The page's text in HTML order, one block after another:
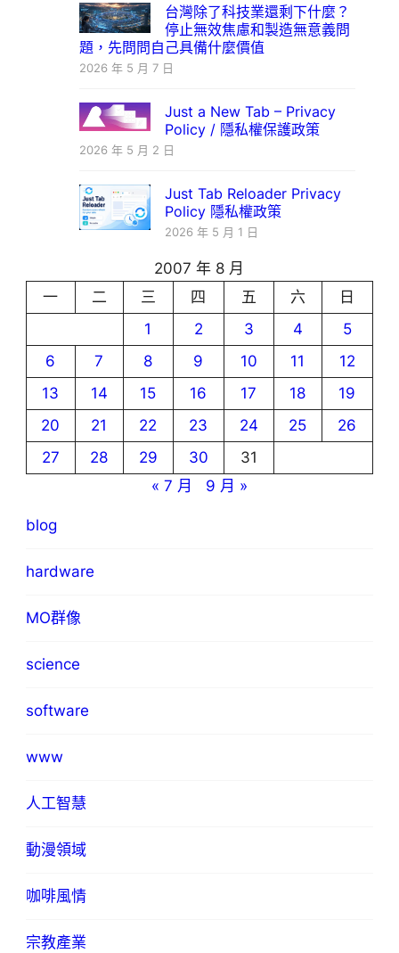
台灣除了科技業還剩下什麼？
停止無效焦慮和製造無意義問
題，先問問自己具備什麼價值
2026 年 5 月 7 日
Just a New Tab – Privacy
Policy / 隱私權保護政策
2026 年 5 月 2 日
Just Tab Reloader Privacy
Policy 隱私權政策
2026 年 5 月 1 日
2007 年 8 月
一
二 三 四 五 六
日
1
2 3 4
5
6
7 8 9 10 11
12
13
14 15 16 17 18
19
20
21 22 23 24 25
26
27
28 29 30
31
« 7 月
9 月 »
blog
hardware
MO群像
science
software
www
人工智慧
動漫領域
咖啡風情
宗教產業